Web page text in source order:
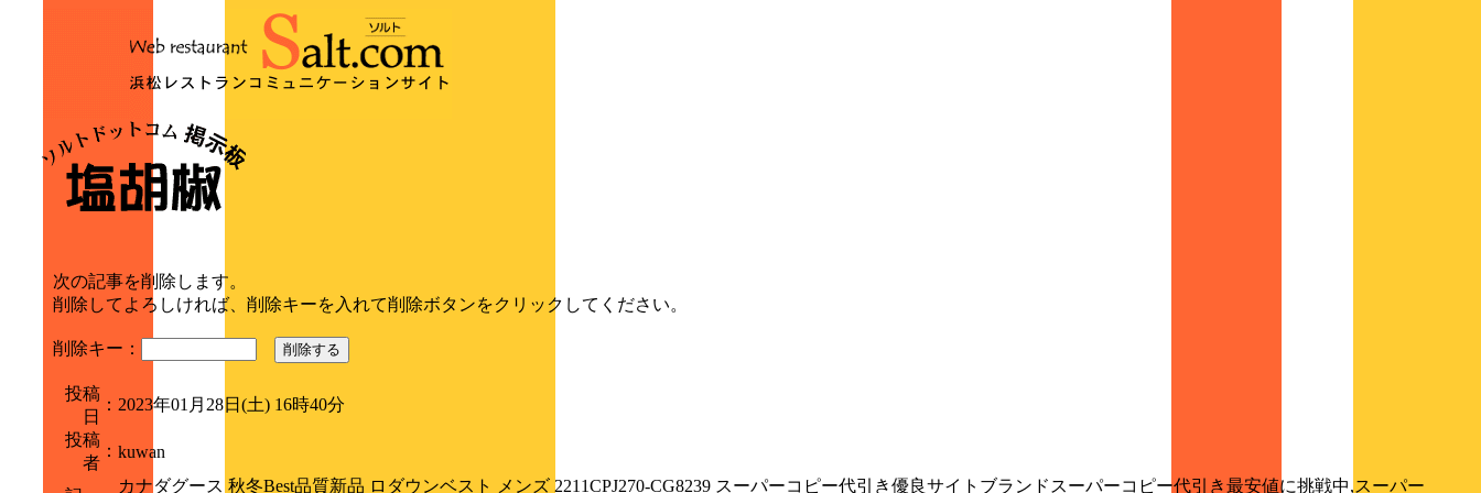
次の記事を削除します。
削除してよろしければ、削除キーを入れて削除ボタンをクリックしてください。
削除キー： 削除する
投稿
日
： 2023年01月28日(土) 16時40分
投稿
者
： kuwan
カナダグース 秋冬Best品質新品 ロダウンベスト メンズ 2211CPJ270-CG8239 スーパーコピー代引き優良サイトブランドスーパーコピー代引き最安値に挑戦中,スーパー